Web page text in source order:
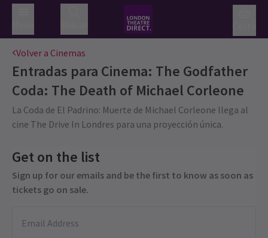
Volver a Cinemas
Entradas para Cinema: The Godfather
Coda: The Death of Michael Corleone
La Coda de El Padrino: Muerte de Michael Corleone llega al
cine The Drive In Londres para una proyección única.
Get on the list
Sign up for our emails and be the first to know as soon as
tickets go on sale.